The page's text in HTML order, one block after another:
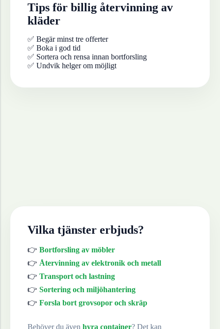
Tips för billig återvinning av
kläder
✅ Begär minst tre offerter
✅ Boka i god tid
✅ Sortera och rensa innan bortforsling
✅ Undvik helger om möjligt
Vilka tjänster erbjuds?
👉 Bortforsling av möbler
👉 Återvinning av elektronik och metall
👉 Transport och lastning
👉 Sortering och miljöhantering
👉 Forsla bort grovsopor och skräp
Behöver du även hyra container? Det kan